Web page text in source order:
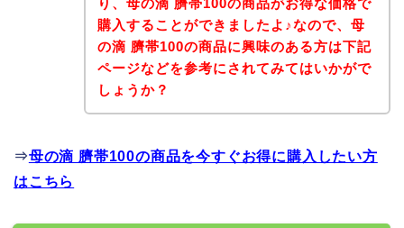
り、母の滴 臍帯100の商品がお得な価格で
購入することができましたよ♪なので、母
の滴 臍帯100の商品に興味のある方は下記
ページなどを参考にされてみてはいかがで
しょうか？
⇒母の滴 臍帯100の商品を今すぐお得に購入したい方
はこちら